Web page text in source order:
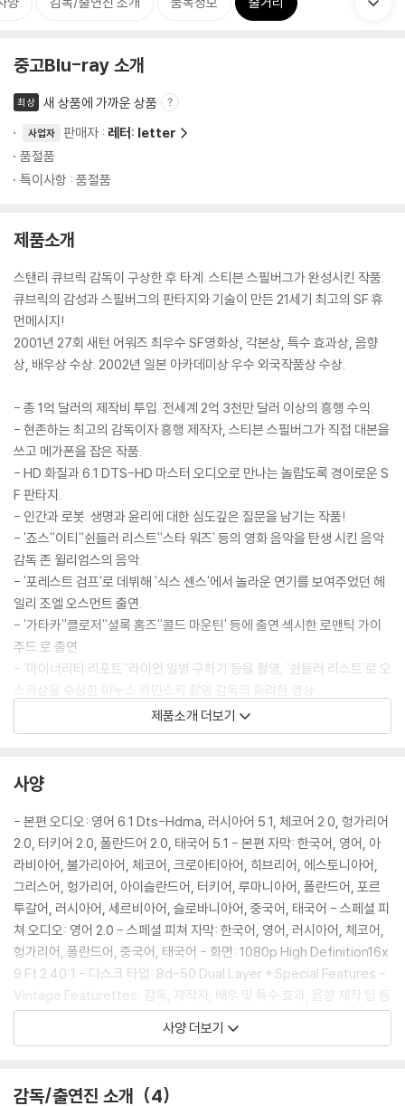
중고Blu-ray 소개
최상 새 상품에 가까운 상품
사업자 판매자 : 레터: letter
품절품
특이사항 : 품절품
제품소개
스탠리 큐브릭 감독이 구상한 후 타계. 스티븐 스필버그가 완성시킨 작품.
큐브릭의 감성과 스필버그의 판타지와 기술이 만든 21세기 최고의 SF 휴
먼메시지!
2001년 27회 새턴 어워즈 최우수 SF영화상, 각본상, 특수 효과상, 음향
상, 배우상 수상. 2002년 일본 아카데미상 우수 외국작품상 수상.
- 총 1억 달러의 제작비 투입. 전세계 2억 3천만 달러 이상의 흥행 수익.
- 현존하는 최고의 감독이자 흥행 제작자, 스티븐 스필버그가 직접 대본을
쓰고 메가폰을 잡은 작품.
- HD 화질과 6.1 DTS-HD 마스터 오디오로 만나는 놀랍도록 경이로운 S
F 판타지.
- 인간과 로봇. 생명과 윤리에 대한 심도깊은 질문을 남기는 작품!
- '죠스''이티''쉰들러 리스트''스타 워즈' 등의 영화 음악을 탄생 시킨 음악
감독 존 윌리엄스의 음악.
- '포레스트 검프'로 데뷔해 '식스 센스'에서 놀라운 연기를 보여주었던 헤
일리 조엘 오스먼트 출연.
- '가타카''클로저''셜록 홈즈''콜드 마운틴' 등에 출연 섹시한 로맨틱 가이
주드 로 출연.
- '마이너리티 리포트''라이언 일병 구하기'등을 촬영, '쉰들러 리스트'로 오
스카상을 수상한 야누스 카민스키 촬영 감독의 화려한 영상.
- '라이언 일병 구하기'를 포함해 세 차례나 오스카상을 수상한 마이클 칸
의 편집.
제품소개 더보기
사양
- 본편 오디오: 영어 6.1 Dts-Hdma, 러시아어 5.1, 체코어 2.0, 헝가리어
2.0, 터키어 2.0, 폴란드어 2.0, 태국어 5.1 - 본편 자막: 한국어, 영어, 아
라비아어, 불가리아어, 체코어, 크로아티아어, 히브리어, 에스토니아어,
그리스어, 헝가리어, 아이슬란드어, 터키어, 루마니아어, 폴란드어, 포르
투갈어, 러시아어, 세르비아어, 슬로바니아어, 중국어, 태국어 - 스페셜 피
쳐 오디오: 영어 2.0 - 스페셜 피쳐 자막: 한국어, 영어, 러시아어, 체코어,
헝가리어, 폴란드어, 중국어, 태국어 - 화면: 1080p High Definition16x
9 Ff 2.40:1 - 디스크 타입: Bd-50 Dual Layer * Special Features -
Vintage Featurettes: 감독, 제작자, 배우 및 특수 효과, 음향 제작 팀 등
제작진 인터뷰 모음. 촬영장 비하인드 스토리 등이 담겨있는 메이킹 모음.
- Creating #Ai (12:03) - Acting #Ai#-A Portrait Of David (09:
사양 더보기
감독/출연진 소개 4